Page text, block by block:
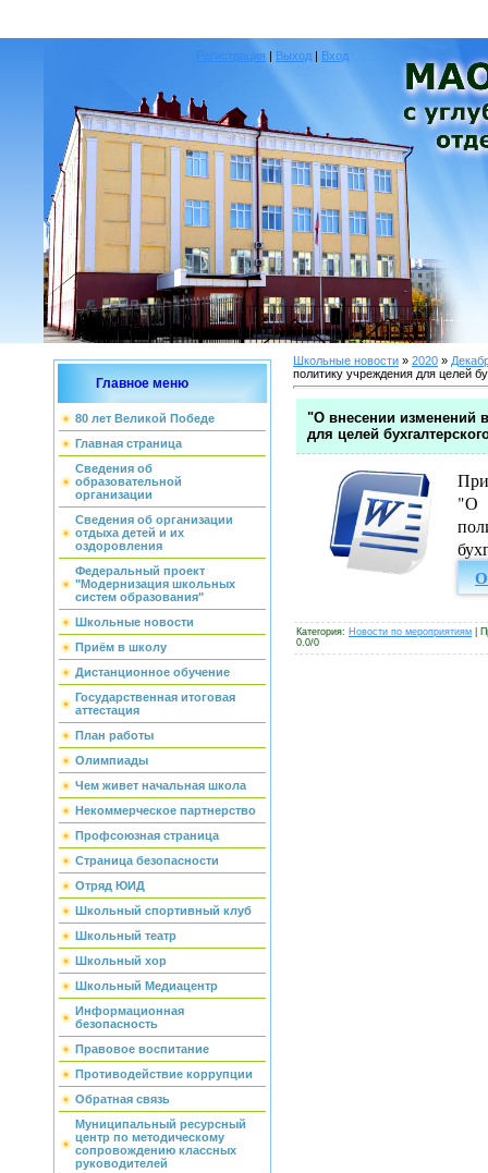
Регистрация | Выход | Вход
Главное меню
80 лет Великой Победе
Главная страница
Сведения об
образовательной
организации
Сведения об организации
отдыха детей и их
оздоровления
Федеральный проект
"Модернизация школьных
систем образования"
Школьные новости
Приём в школу
Дистанционное обучение
Государственная итоговая
аттестация
План работы
Олимпиады
Чем живет начальная школа
Некоммерческое партнерство
Профсоюзная страница
Страница безопасности
Отряд ЮИД
Школьный спортивный клуб
Школьный театр
Школьный хор
Школьный Медиацентр
Информационная
безопасность
Правовое воспитание
Противодействие коррупции
Обратная связь
Муниципальный ресурсный
центр по методическому
сопровождению классных
руководителей
Школьные новости » 2020 »
политику учреждения для целей
"О внесении изменений
для целей
"О
Категория: Новости по мероприятиям
0.0/0